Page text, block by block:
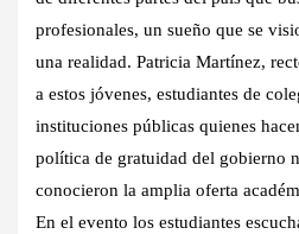
profesionales, un sueño que se
una realidad. Patricia Martínez,
a estos jóvenes, estudiantes de
instituciones públicas quienes
política de gratuidad del gobierno
conocieron la amplia oferta
En el evento los estudiantes